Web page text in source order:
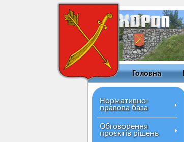
Головна
Нормативно-
правова база
Обговорення
проєктів рішень